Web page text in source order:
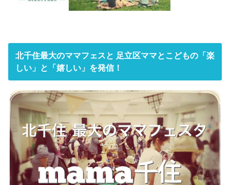
北千住最大のママフェスと 足立区ママとこどもの「楽
しい」と「嬉しい」を発信！